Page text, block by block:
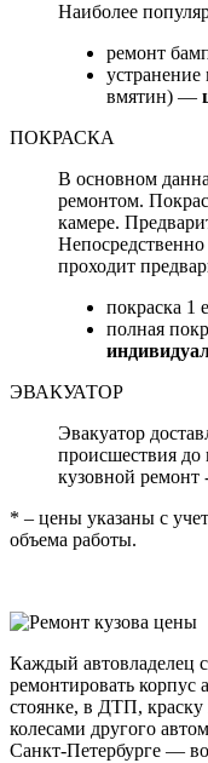
Наиболее
ремонт
устранение
вмятин) —
ПОКРАСКА
В основном
ремонтом.
камере.
проходит
покраска 1
полная
ЭВАКУАТОР
Эвакуатор
происшествия до
кузовной ремонт
* – цены указаны с
объема работы.
Каждый автовладелец
ремонтировать корпус
стоянке, в ДТП,
колесами другого
Санкт-Петербурге —